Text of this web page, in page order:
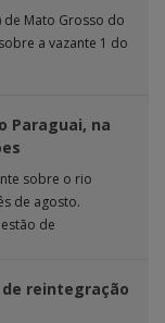
de Mato Grosso do
a vazante 1 do
Paraguai, na
sobre o rio
de agosto.
de
reintegração